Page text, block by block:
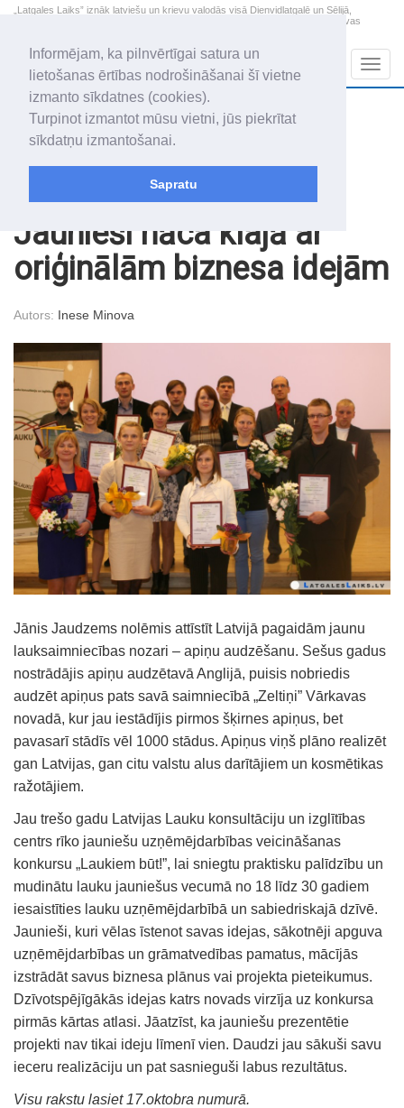
Informējam, ka pilnvērtīgai satura un
lietošanas ērtības nodrošināšanai šī vietne
izmanto sīkdatnes (cookies).
Turpinot izmantot mūsu vietni, jūs piekrītat
sīkdatņu izmantošanai.
Sapratu
„Latgales Laiks” iznāk latviešu un krievu valodās visā Dienvidlatgalē un Sēlijā,
„Latgales Laiks” latviešu valodā aptver Daugavpils valstspilsētu, Augšdaugavas
2026. gada 8. augusts
Sestdiena
Mudīte, Vladislava, Vladislavs
+17.2
Jaunieši nāca klajā ar
oriģinālām biznesa idejām
Autors: Inese Minova
Jānis Jaudzems nolēmis attīstīt Latvijā pagaidām jaunu
lauksaimniecības nozari – apiņu audzēšanu. Sešus gadus
nostrādājis apiņu audzētavā Anglijā, puisis nobriedis
audzēt apiņus pats savā saimniecībā „Zeltiņi” Vārkavas
novadā, kur jau iestādījis pirmos šķirnes apiņus, bet
pavasarī stādīs vēl 1000 stādus. Apiņus viņš plāno realizēt
gan Latvijas, gan citu valstu alus darītājiem un kosmētikas
ražotājiem.
Jau trešo gadu Latvijas Lauku konsultāciju un izglītības
centrs rīko jauniešu uzņēmējdarbības veicināšanas
konkursu „Laukiem būt!”, lai sniegtu praktisku palīdzību un
mudinātu lauku jauniešus vecumā no 18 līdz 30 gadiem
iesaistīties lauku uzņēmējdarbībā un sabiedriskajā dzīvē.
Jaunieši, kuri vēlas īstenot savas idejas, sākotnēji apguva
uzņēmējdarbības un grāmatvedības pamatus, mācījās
izstrādāt savus biznesa plānus vai projekta pieteikumus.
Dzīvotspējīgākās idejas katrs novads virzīja uz konkursa
pirmās kārtas atlasi. Jāatzīst, ka jauniešu prezentētie
projekti nav tikai ideju līmenī vien. Daudzi jau sākuši savu
ieceru realizāciju un pat sasnieguši labus rezultātus.
Visu rakstu lasiet 17.oktobra numurā.